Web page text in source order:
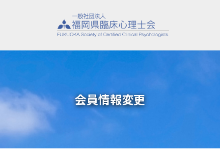
会員情報変更